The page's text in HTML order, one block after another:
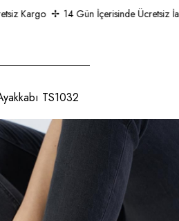
Kargo 14 Gün İçerisinde Ücretsiz İade
TS1032